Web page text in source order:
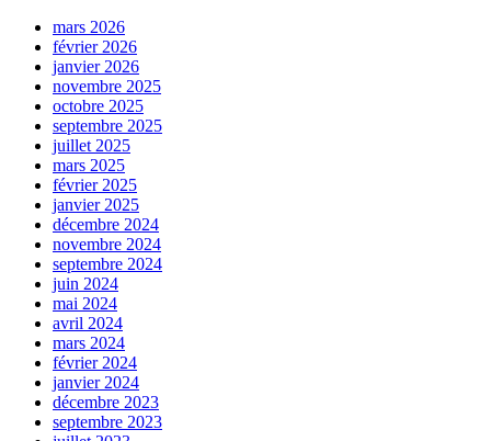
mars 2026
février 2026
janvier 2026
novembre 2025
octobre 2025
septembre 2025
juillet 2025
mars 2025
février 2025
janvier 2025
décembre 2024
novembre 2024
septembre 2024
juin 2024
mai 2024
avril 2024
mars 2024
février 2024
janvier 2024
décembre 2023
septembre 2023